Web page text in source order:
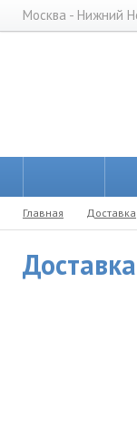
Москва - Нижний
Главная Доставка